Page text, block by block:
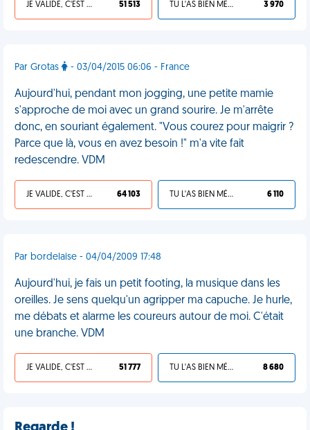
JE VALIDE, C'EST UNE VDM 51 513 TU L'AS BIEN MÉRITÉ 3 970
Par Grotas - 03/04/2015 06:06 - France
Aujourd'hui, pendant mon jogging, une petite mamie
s'approche de moi avec un grand sourire. Je m'arrête
donc, en souriant également. "Vous courez pour maigrir ?
Parce que là, vous en avez besoin !" m'a vite fait
redescendre. VDM
JE VALIDE, C'EST UNE VDM 64 103 TU L'AS BIEN MÉRITÉ 6 110
Par bordelaise - 04/04/2009 17:48
Aujourd'hui, je fais un petit footing, la musique dans les
oreilles. Je sens quelqu'un agripper ma capuche. Je hurle,
me débats et alarme les coureurs autour de moi. C'était
une branche. VDM
JE VALIDE, C'EST UNE VDM 51 777 TU L'AS BIEN MÉRITÉ 8 680